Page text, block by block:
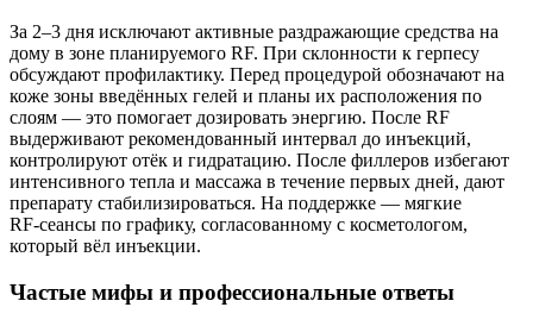
За 2–3 дня исключают активные раздражающие средства на
дому в зоне планируемого RF. При склонности к герпесу
обсуждают профилактику. Перед процедурой обозначают на
коже зоны введённых гелей и планы их расположения по
слоям — это помогает дозировать энергию. После RF
выдерживают рекомендованный интервал до инъекций,
контролируют отёк и гидратацию. После филлеров избегают
интенсивного тепла и массажа в течение первых дней, дают
препарату стабилизироваться. На поддержке — мягкие
RF‑сеансы по графику, согласованному с косметологом,
который вёл инъекции.
Частые мифы и профессиональные ответы